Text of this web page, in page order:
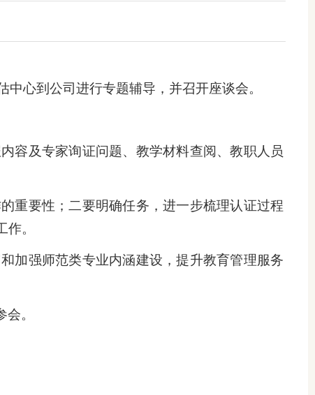
心到公司进行专题辅导，并召开座谈会。
容及专家询证问题、教学材料查阅、教职人员
重要性；二要明确任务，进一步梳理认证过程
。
加强师范类专业内涵建设，提升教育管理服务
。